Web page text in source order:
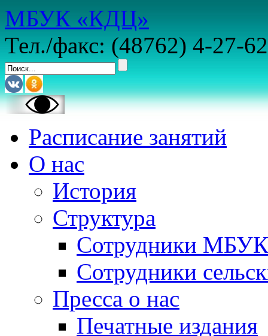
МБУК «КДЦ»
Тел./факс: (48762) 4-27-62
Расписание занятий
О нас
История
Структура
Сотрудники
Сотрудники
Пресса о нас
Печатные издания